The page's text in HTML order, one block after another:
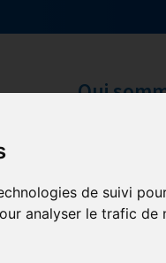
de suivi
analyser le trafic
Qui